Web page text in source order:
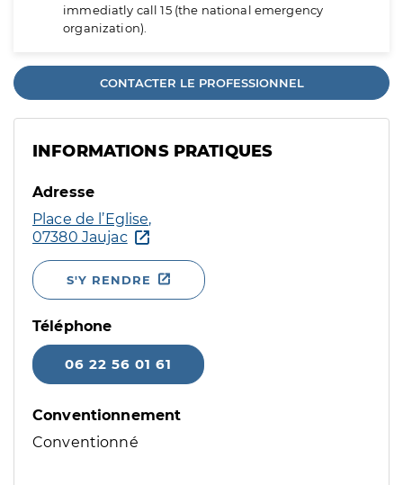
immediatly call 15 (the national emergency
organization).
CONTACTER LE PROFESSIONNEL
INFORMATIONS PRATIQUES
Adresse
Place de l’Eglise,
07380 Jaujac
S'Y RENDRE
Téléphone
06 22 56 01 61
Conventionnement
Conventionné